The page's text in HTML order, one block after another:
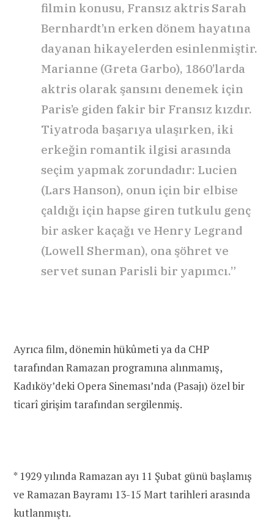
filmin konusu, Fransız aktris Sarah
Bernhardt’ın erken dönem hayatına
dayanan hikayelerden esinlenmiştir.
Marianne (Greta Garbo), 1860’larda
aktris olarak şansını denemek için
Paris’e giden fakir bir Fransız kızdır.
Tiyatroda başarıya ulaşırken, iki
erkeğin romantik ilgisi arasında
seçim yapmak zorundadır: Lucien
(Lars Hanson), onun için bir elbise
çaldığı için hapse giren tutkulu genç
bir asker kaçağı ve Henry Legrand
(Lowell Sherman), ona şöhret ve
servet sunan Parisli bir yapımcı.”
Ayrıca film, dönemin hükûmeti ya da CHP
tarafından Ramazan programına alınmamış,
Kadıköy’deki Opera Sineması’nda (Pasajı) özel bir
ticarî girişim tarafından sergilenmiş.
* 1929 yılında Ramazan ayı 11 Şubat günü başlamış
ve Ramazan Bayramı 13-15 Mart tarihleri arasında
kutlanmıştı.